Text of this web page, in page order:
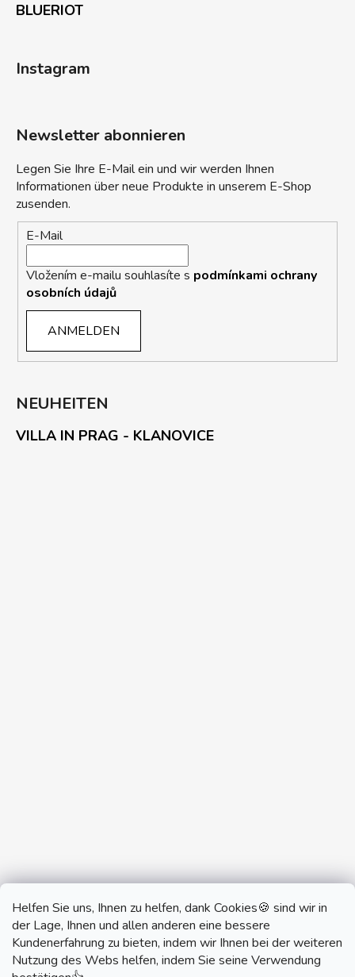
Helfen Sie uns, Ihnen zu helfen, dank Cookies🍪 sind wir in
der Lage, Ihnen und allen anderen eine bessere
Kundenerfahrung zu bieten, indem wir Ihnen bei der weiteren
Nutzung des Webs helfen, indem Sie seine Verwendung
BLUERIOT
Instagram
Newsletter abonnieren
Legen Sie Ihre E-Mail ein und wir werden Ihnen
Informationen über neue Produkte in unserem E-Shop
zusenden.
E-Mail
Vložením e-mailu souhlasíte s podmínkami ochrany
osobních údajů
ANMELDEN
NEUHEITEN
VILLA IN PRAG - KLANOVICE
monobrand.cz monobrand.online